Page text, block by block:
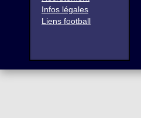
Infos légales
Liens football